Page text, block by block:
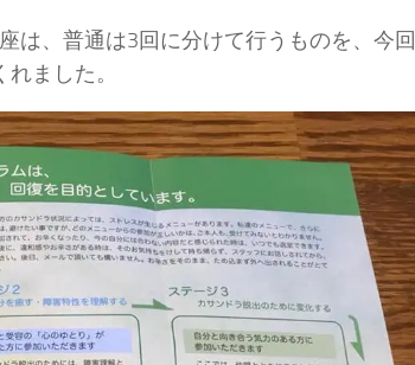
は、普通は3回に分けて行うものを、今回
ました。